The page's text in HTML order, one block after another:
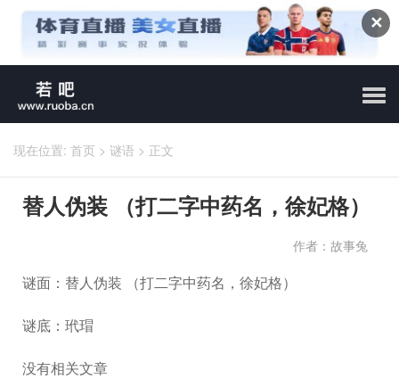
✕
现在位置: 首页 > 谜语 > 正文
替人伪装 （打二字中药名，徐妃格）
作者：故事兔
谜面：替人伪装 （打二字中药名，徐妃格）
谜底：玳瑁
没有相关文章